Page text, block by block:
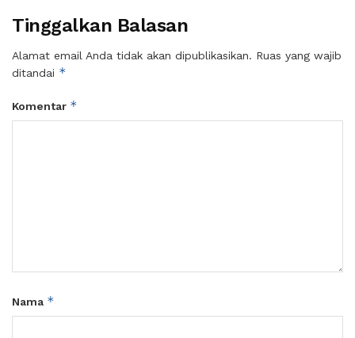
Tinggalkan Balasan
Alamat email Anda tidak akan dipublikasikan. Ruas yang wajib
ditandai *
Komentar *
Nama *